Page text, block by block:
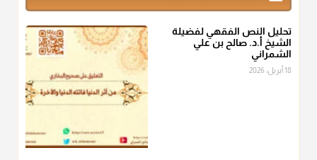
أو التمر أو اللحم
منذ 3 شهر
، فإلم يعلم إلا بعد ذلك لم تجزه لقولهﷺ:
تحليل النص الفقهي لفضيلة
الشيخ أ.د. صالح بن علي
الشمراني
18 أبريل، 2026